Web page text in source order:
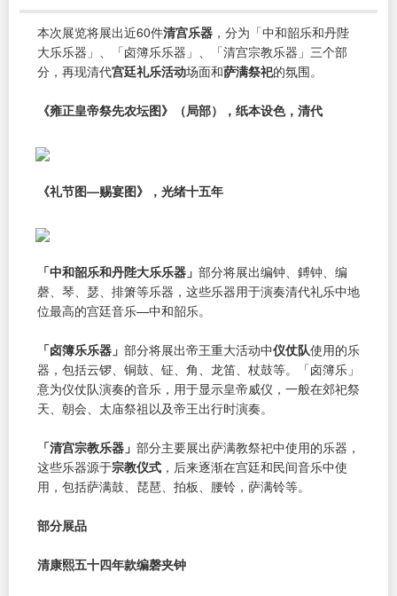
本次展览将展出近60件清宫乐器 ，分为「中和韶乐和丹陛
大乐乐器」、「卤簿乐乐器」、「清宫宗教乐器」三个部
分，再现清代宫廷礼乐活动场面和萨满祭祀的氛围。
《雍正皇帝祭先农坛图》（局部），纸本设色，清代
《礼节图—赐宴图》，光绪十五年
「中和韶乐和丹陛大乐乐器」 部分将展出编钟、鎛钟、编
磬、琴、瑟、排箫等乐器，这些乐器用于演奏清代礼乐中地
位最高的宫廷音乐—中和韶乐。
「卤簿乐乐器」 部分将展出帝王重大活动中仪仗队使用的乐
器，包括云锣、铜鼓、钲、角、龙笛、杖鼓等。「卤簿乐」
意为仪仗队演奏的音乐，用于显示皇帝威仪，一般在郊祀祭
天、朝会、太庙祭祖以及帝王出行时演奏。
「清宫宗教乐器」 部分主要展出萨满教祭祀中使用的乐器，
这些乐器源于宗教仪式 ，后来逐渐在宫廷和民间音乐中使
用，包括萨满鼓、琵琶、拍板、腰铃，萨满铃等。
部分展品
清康熙五十四年款编磬夹钟